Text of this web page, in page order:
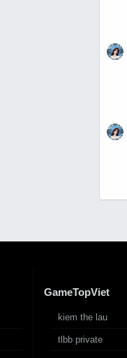
GameTopViet
kiem the lau
tlbb private